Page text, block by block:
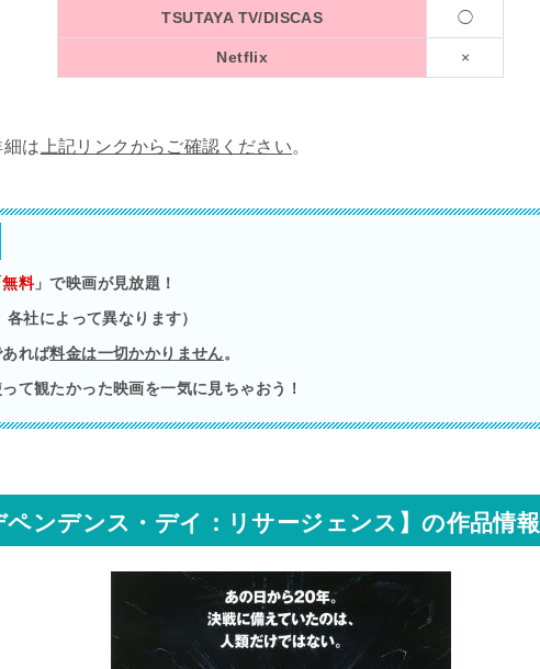
TSUTAYA TV/DISCAS ◯
Netflix ×
は 上記リンクからご確認ください。
無料」で映画が見放題！
各社によって異なります）
れば料金は一切かかりません。
て観たかった映画を一気に見ちゃおう！
ペンデンス・デイ：リサージェンス】の作品情報